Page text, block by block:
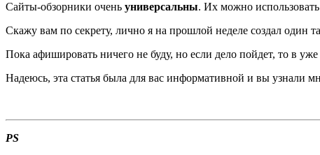
Сайты-обзорники очень универсальны. Их можно
Скажу вам по секрету, лично я на прошлой неделе создал один
Пока афишировать ничего не буду, но если дело пойдет, то в
Надеюсь, эта статья была для вас информативной и вы узнали
PS